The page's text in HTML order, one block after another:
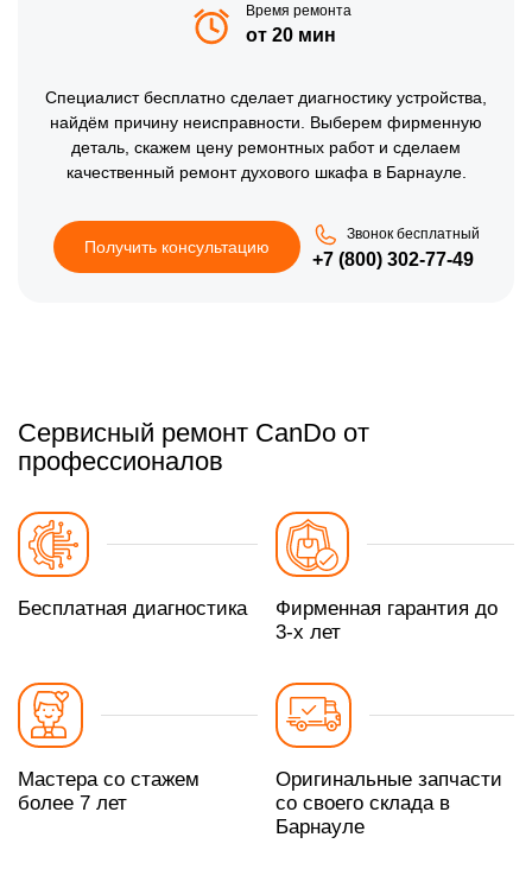
Время ремонта
от 20 мин
Специалист бесплатно сделает диагностику устройства,
найдём причину неисправности. Выберем фирменную
деталь, скажем цену ремонтных работ и сделаем
качественный ремонт духового шкафа в Барнауле.
Получить консультацию
Звонок бесплатный
+7 (800) 302-77-49
Сервисный ремонт CanDo от
профессионалов
Бесплатная диагностика
Фирменная гарантия до
3-х лет
Мастера со стажем
более 7 лет
Оригинальные запчасти
со своего склада в
Барнауле